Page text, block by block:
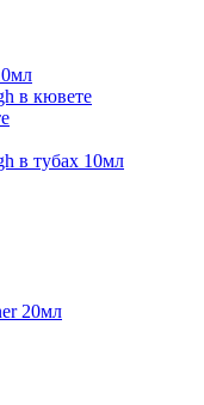
в кювете
в тубах 10мл
20мл